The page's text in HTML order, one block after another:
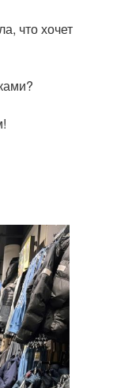
что хочет